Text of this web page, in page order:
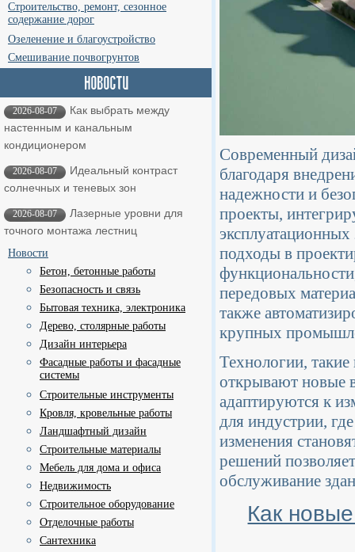
Строительство, ремонт, сезонное
содержание дорог
Озеленение и благоустройство
Смешивание почвогрунтов
2026-08-07
Как выбрать между
настенным и канальным
кондиционером
2026-08-07
Идеальный контраст
солнечных и теневых зон
2026-08-07
Лазерные уровни для
точного монтажа лестниц
Новости
Бетон, бетонные работы
Безопасность и связь
Бытовая техника, электроника
Дерево, столярные работы
Дизайн интерьера
Фасадные работы и фасадные
системы
Строительные инструменты
Кровля, кровельные работы
Ландшафтный дизайн
Строительные материалы
Мебель для дома и офиса
Недвижимость
Строительное оборудование
Отделочные работы
Сантехника
Современный
благодаря
надежности и
проекты,
подходы в
передовых
также
крупных
Технологии,
открывают новые
адаптируются к
для индустрии,
изменения
решений
обслуживание
Как